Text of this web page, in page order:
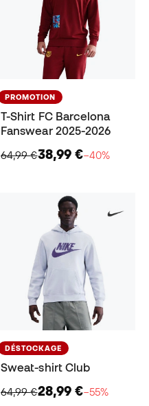
PROMOTION
T-Shirt FC Barcelona
Fanswear 2025-2026
64,99 €38,99 €−40%
DÉSTOCKAGE
Sweat-shirt Club
64,99 €28,99 €−55%